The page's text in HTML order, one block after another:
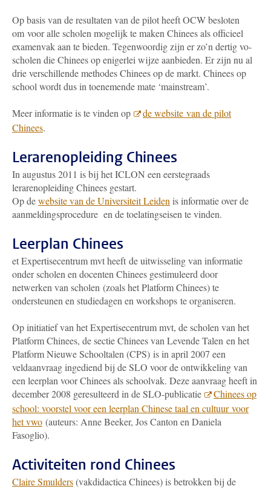
Op basis van de resultaten van de pilot heeft OCW besloten
om voor alle scholen mogelijk te maken Chinees als officieel
examenvak aan te bieden. Tegenwoordig zijn er zo’n dertig vo-
scholen die Chinees op enigerlei wijze aanbieden. Er zijn nu al
drie verschillende methodes Chinees op de markt. Chinees op
school wordt dus in toenemende mate ‘mainstream’.
Meer informatie is te vinden op
de website van de pilot
Chinees.
Lerarenopleiding Chinees
In augustus 2011 is bij het ICLON een eerstegraads
lerarenopleiding Chinees gestart.
Op dewebsite van de Universiteit Leiden is informatie over de
aanmeldingsprocedure en de toelatingseisen te vinden.
Leerplan Chinees
et Expertisecentrum mvt heeft de uitwisseling van informatie
onder scholen en docenten Chinees gestimuleerd door
netwerken van scholen (zoals het Platform Chinees) te
ondersteunen en studiedagen en workshops te organiseren.
Op initiatief van het Expertisecentrum mvt, de scholen van het
Platform Chinees, de sectie Chinees van Levende Talen en het
Platform Nieuwe Schooltalen (CPS) is in april 2007 een
veldaanvraag ingediend bij de SLO voor de ontwikkeling van
een leerplan voor Chinees als schoolvak. Deze aanvraag heeft in
december 2008 geresulteerd in de SLO-publicatie
Chinees op
school: voorstel voor een leerplan Chinese taal en cultuur voor
het vwo (auteurs: Anne Beeker, Jos Canton en Daniela
Fasoglio).
Activiteiten rond Chinees
Claire Smulders(vakdidactica Chinees) is betrokken bij de